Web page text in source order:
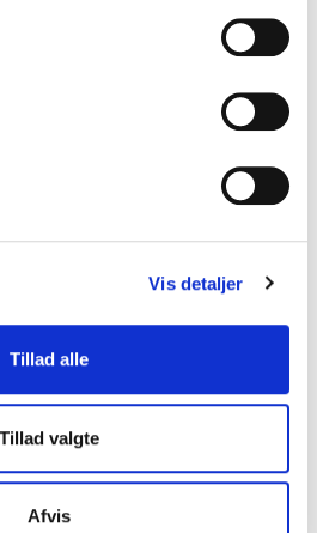
Vis detaljer
Tillad alle
Tillad valgte
Afvis
omfattende erfaring som
og
langt ud over de
Dette tema handler om
fra verdens brændpunkter.
her med sine stærke
og humanitært
og hverdagsliv i